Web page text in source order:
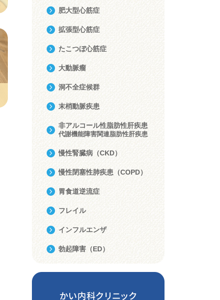
肥大型心筋症
拡張型心筋症
たこつぼ心筋症
大動脈瘤
洞不全症候群
末梢動脈疾患
非アルコール性脂肪性肝疾患
代謝機能障害関連脂肪性肝疾患
慢性腎臓病（CKD）
慢性閉塞性肺疾患（COPD）
胃食道逆流症
フレイル
インフルエンザ
勃起障害（ED）